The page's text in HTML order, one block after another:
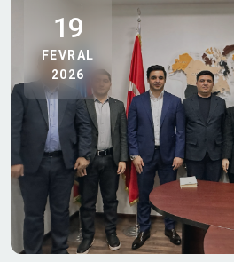
19
FEVRAL
2026